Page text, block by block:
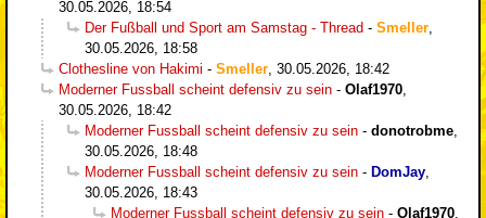
30.05.2026, 18:54
Der Fußball und Sport am Samstag - Thread - Smeller
30.05.2026, 18:58
Clothesline von Hakimi - Smeller 30.05.2026, 18:42
Moderner Fussball scheint defensiv zu sein - Olaf1970
30.05.2026, 18:42
Moderner Fussball scheint defensiv zu sein - donotrobme
30.05.2026, 18:48
Moderner Fussball scheint defensiv zu sein - DomJay
30.05.2026, 18:43
Moderner Fussball scheint defensiv zu sein - Olaf1970